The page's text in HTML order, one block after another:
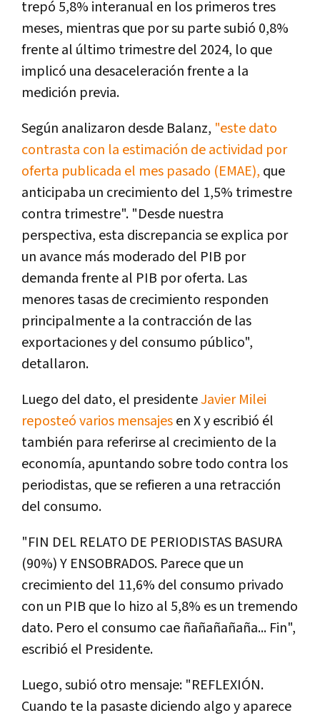
trepó 5,8% interanual en los primeros tres
meses, mientras que por su parte subió 0,8%
frente al último trimestre del 2024, lo que
implicó una desaceleración frente a la
medición previa.
Según analizaron desde Balanz, "este dato
contrasta con la estimación de actividad por
oferta publicada el mes pasado (EMAE), que
anticipaba un crecimiento del 1,5% trimestre
contra trimestre". "Desde nuestra
perspectiva, esta discrepancia se explica por
un avance más moderado del PIB por
demanda frente al PIB por oferta. Las
menores tasas de crecimiento responden
principalmente a la contracción de las
exportaciones y del consumo público",
detallaron.
Luego del dato, el presidenteJavier Milei
reposteó varios mensajesen X y escribió él
también para referirse al crecimiento de la
economía, apuntando sobre todo contra los
periodistas, que se refieren a una retracción
del consumo.
"FIN DEL RELATO DE PERIODISTAS BASURA
(90%) Y ENSOBRADOS. Parece que un
crecimiento del 11,6% del consumo privado
con un PIB que lo hizo al 5,8% es un tremendo
dato. Pero el consumo cae ñañañañaña... Fin",
escribió el Presidente.
Luego, subió otro mensaje: "REFLEXIÓN.
Cuando te la pasaste diciendo algo y aparece